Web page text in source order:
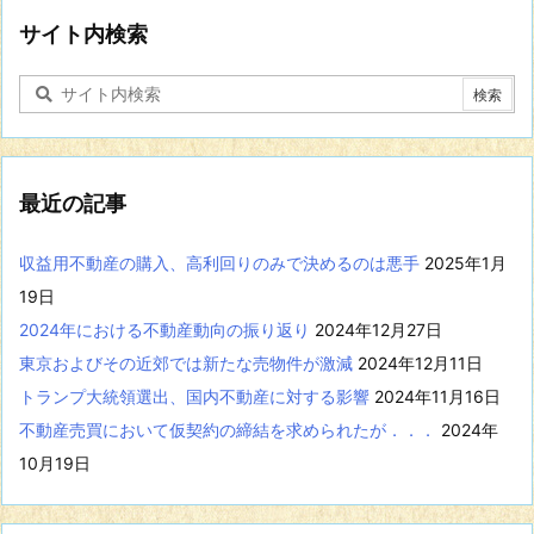
に
関
す
記
事
を
示
サイト内検索
最近の記事
収益用不動産の購入、高利回りのみで決めるのは悪手 2025年1月
19日
2024年における不動産動向の振り返り 2024年12月27日
東京およびその近郊では新たな売物件が激減 2024年12月11日
トランプ大統領選出、国内不動産に対する影響 2024年11月16日
不動産売買において仮契約の締結を求められたが．．．
2024年
10月19日